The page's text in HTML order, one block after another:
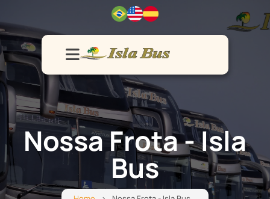
Home
Frota
Vendas
Serviços
Contato
Nossa Frota - Isla
Bus